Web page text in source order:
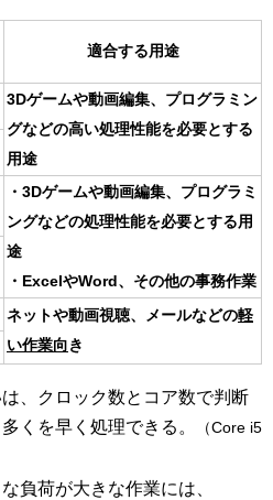
適合する用途
3Dゲームや動画編集、プログラミン
グなどの高い処理性能を必要とする
用途
・3Dゲームや動画編集、プログラミ
ングなどの処理性能を必要とする用
途
・ExcelやWord、その他の事務作業
ネットや動画視聴、メールなどの軽
い作業向 き
、クロック数とコア数で判断
くを早く処理できる。
（Core i5
負荷が大きな作業には、